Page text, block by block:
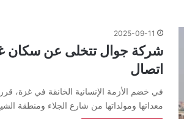
2025-09-11
شركة جوال تتخلى عن سكان
اتصال
في خضم الأزمة الإنسانية الخانقة في
معداتها ومولداتها من شارع الجلاء ومنطقة